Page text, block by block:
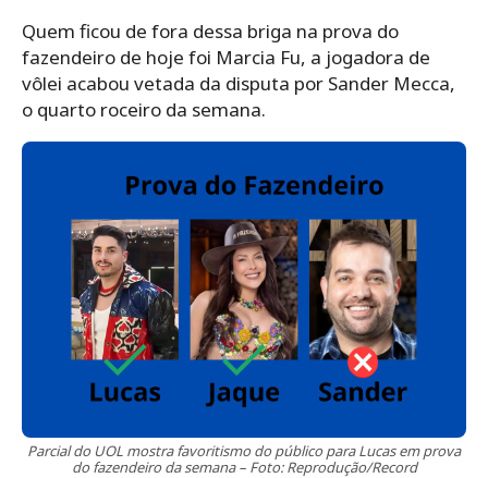
Quem ficou de fora dessa briga na prova do
fazendeiro de hoje foi Marcia Fu, a jogadora de
vôlei acabou vetada da disputa por Sander Mecca,
o quarto roceiro da semana.
Parcial do UOL mostra favoritismo do público para Lucas em prova
do fazendeiro da semana – Foto: Reprodução/Record